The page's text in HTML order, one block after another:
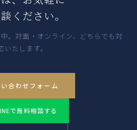
ください。
。対面・オンライン、どちらでも対
いたします。
合わせフォーム
で無料相談する